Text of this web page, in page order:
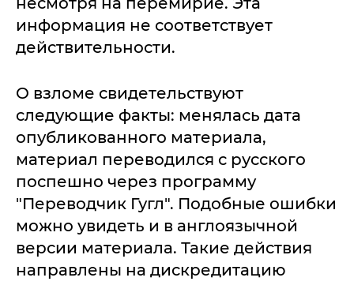
информация не соответствует
действительности.
О взломе свидетельствуют
следующие факты: менялась дата
опубликованного материала,
материал переводился с русского
поспешно через программу
"Переводчик Гугл". Подобные ошибки
можно увидеть и в англоязычной
версии материала. Такие действия
направлены на дискредитацию